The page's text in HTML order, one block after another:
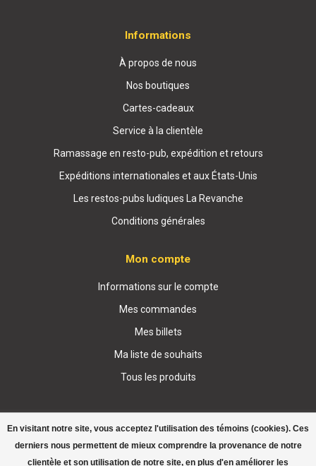
En visitant notre site, vous acceptez l'utilisation des témoins (cookies). Ces
derniers nous permettent de mieux comprendre la provenance de notre
clientèle et son utilisation de notre site, en plus d'en améliorer les
Informations
À propos de nous
Nos boutiques
Cartes-cadeaux
Service à la clientèle
Ramassage en resto-pub, expédition et retours
Expéditions internationales et aux États-Unis
Les restos-pubs ludiques La Revanche
Conditions générales
Mon compte
Informations sur le compte
Mes commandes
Mes billets
Ma liste de souhaits
Tous les produits